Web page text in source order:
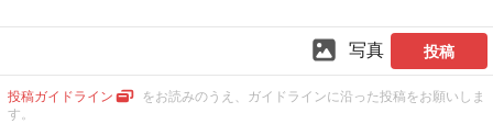
写真 投稿
投稿ガイドライン
をお読みのうえ、ガイドラインに沿った投稿をお願いしま
す。